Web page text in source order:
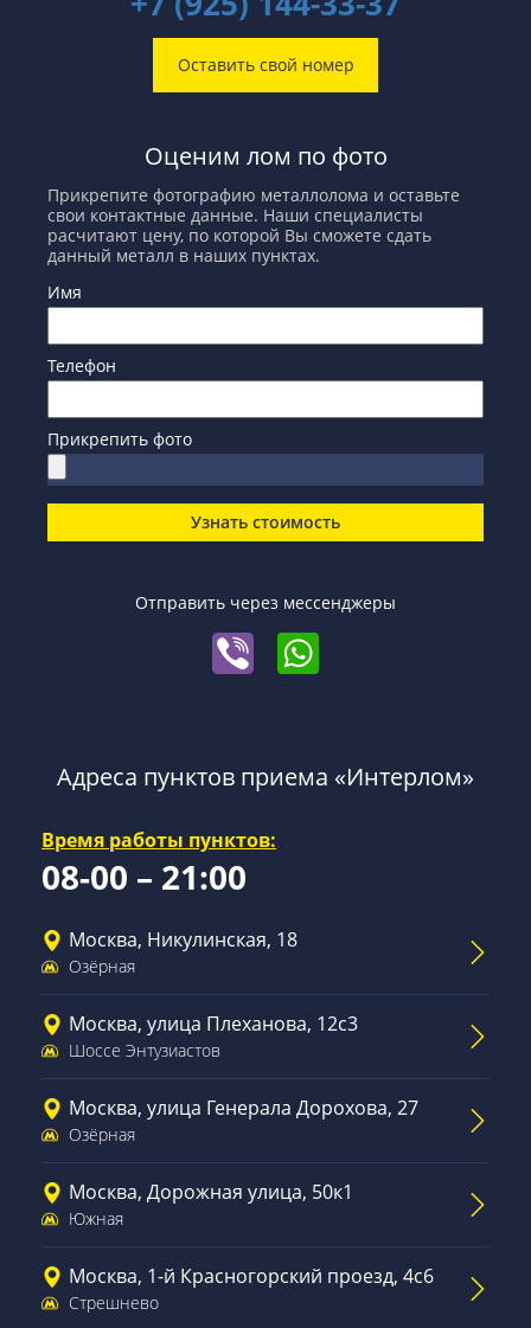
Оставить свой номер
Оценим лом по фото
Прикрепите фотографию металлолома и оставьте
свои контактные данные. Наши специалисты
расчитают цену, по которой Вы сможете сдать
данный металл в наших пунктах.
Имя
Телефон
Прикрепить фото
Узнать стоимость
Отправить через мессенджеры
Адреса пунктов приема «Интерлом»
Время работы пунктов:
08-00 – 21:00
Москва, Никулинская, 18
Озёрная
Москва, улица Плеханова, 12с3
Шоссе Энтузиастов
Москва, улица Генерала Дорохова, 27
Озёрная
Москва, Дорожная улица, 50к1
Южная
Москва, 1-й Красногорский проезд, 4с6
Стрешнево